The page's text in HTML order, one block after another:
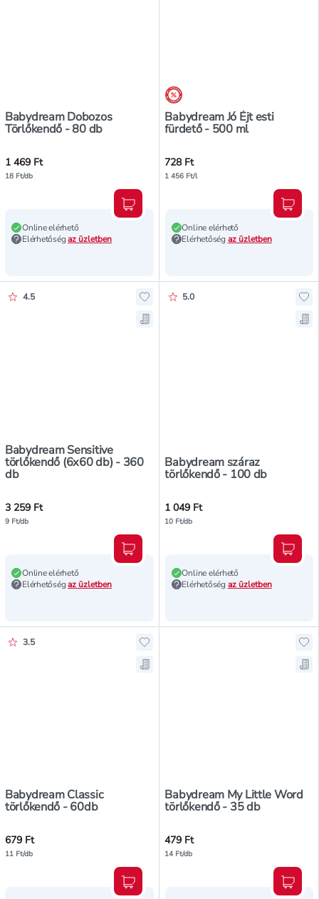
Babydream Dobozos
Törlőkendő - 80 db
1 469 Ft
18 Ft/db
Online elérhető
Elérhetőségaz üzletben
Kosárba teszem
árréscsökkentés
Babydream Jó Éjt esti
fürdető - 500 ml
728 Ft
1 456 Ft/l
Online elérhető
Elérhetőség az üzletben
Babydream Sensitive
törlőkendő (6x60 db) - 360
db
Értékelés pontszáma:
4.5
Hozzáadás a kedvencekhez,
Mentés a bevásárló listára,
3 259 Ft
9 Ft/db
Online elérhető
Elérhetőségaz üzletben
Kosárba teszem
Babydream száraz
törlőkendő - 100 db
Értékelés pontszáma:
5.0
1 049 Ft
10 Ft/db
Online elérhető
Elérhetőség az üzletben
Babydream Classic
törlőkendő - 60db
Értékelés pontszáma:
3.5
Hozzáadás a kedvencekhez,
Mentés a bevásárló listára,
679 Ft
11 Ft/db
Kosárba teszem
Babydream My Little Word
törlőkendő - 35 db
479 Ft
14 Ft/db